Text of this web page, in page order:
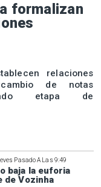
Pasado A Las 9:49
baja la euforia
de Vozinha
formalizan
relaciones
de notas
etapa de